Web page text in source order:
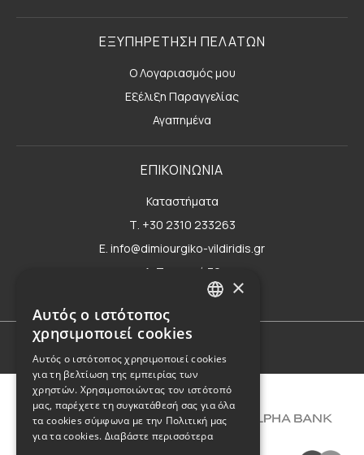
ΕΞΥΠΗΡΕΤΗΣΗ ΠΕΛΑΤΩΝ
Ο Λογαριασμός μου
Εξέλιξη Παραγγελίας
Αγαπημένα
ΕΠΙΚΟΙΝΩΝΙΑ
Καταστήματα
Τ. +30 2310 233263
E. info@dimiourgiko-vildiridis.gr
Δ. Τσιμισκή 70
Φόρμα επικοινωνίας×
Αυτός ο ιστότοπος
χρησιμοποιεί cookies
Αυτός ο ιστότοπος χρησιμοποιεί cookies
για τη βελτίωση της εμπειρίας των
χρηστών. Χρησιμοποιώντας τον ιστότοπό
μας, παρέχετε τη συγκατάθεσή σας για όλα
τα cookies σύμφωνα με την Πολιτική μας
για τα cookies. Διαβάστε περισσότερα